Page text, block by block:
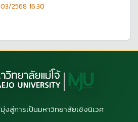
2568 16:30
งสู่การเป็นมหาวิทยาลัยเชิงนิเวศ